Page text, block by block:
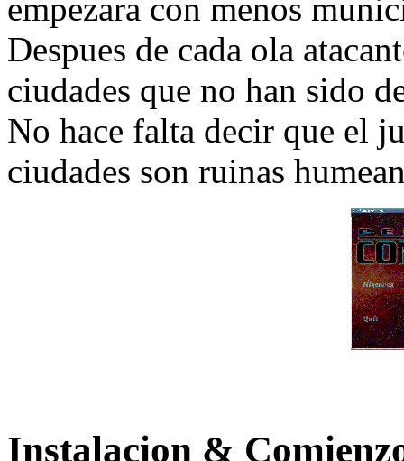
empezara con menos
Despues de cada ola
ciudades que no han sido
No hace falta decir que el
ciudades son ruinas
Instalacion &